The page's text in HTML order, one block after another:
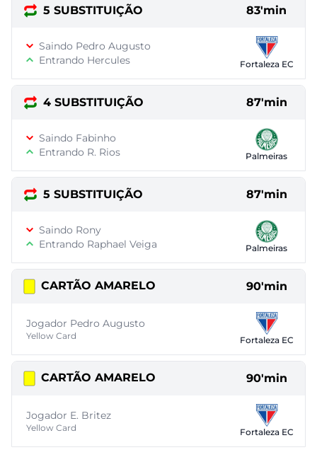
5 SUBSTITUIÇÃO 83'min
Saindo Pedro Augusto
Entrando Hercules
Fortaleza EC
4 SUBSTITUIÇÃO 87'min
Saindo Fabinho
Entrando R. Rios
Palmeiras
5 SUBSTITUIÇÃO 87'min
Saindo Rony
Entrando Raphael Veiga
Palmeiras
CARTÃO AMARELO 90'min
Jogador Pedro Augusto
Yellow Card Fortaleza EC
CARTÃO AMARELO 90'min
Jogador E. Britez
Yellow Card Fortaleza EC